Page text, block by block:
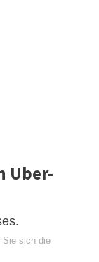
Uber-
Sie sich die